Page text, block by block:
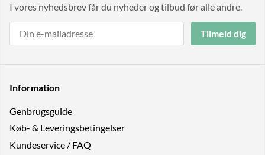
I vores nyhedsbrev får du nyheder og tilbud før alle andre.
Tilmeld dig
Information
Genbrugs­guide
Køb- & Leveringsbetingelser
Kundeservice / FAQ